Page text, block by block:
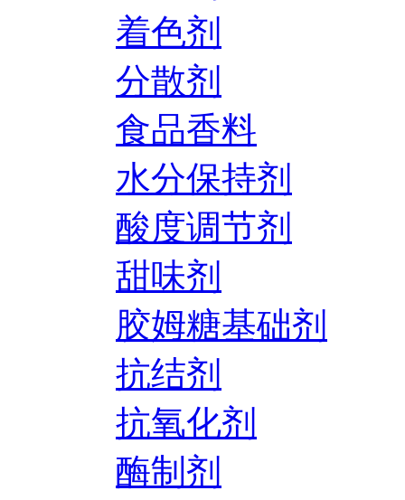
着色剂
分散剂
食品香料
水分保持剂
酸度调节剂
甜味剂
胶姆糖基础剂
抗结剂
抗氧化剂
酶制剂